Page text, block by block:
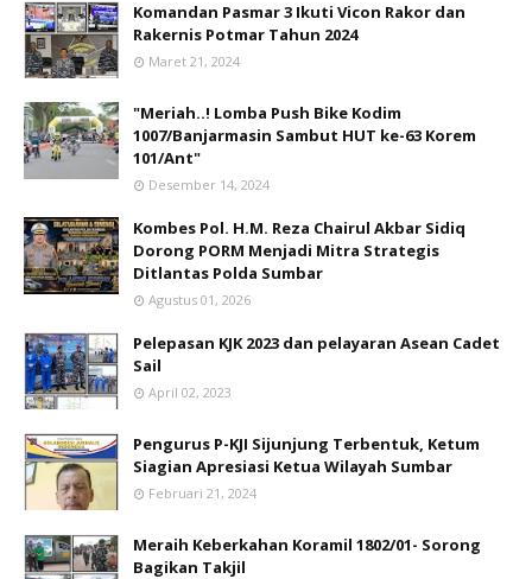
Komandan Pasmar 3 Ikuti Vicon Rakor dan
Rakernis Potmar Tahun 2024
Maret 21, 2024
"Meriah..! Lomba Push Bike Kodim
1007/Banjarmasin Sambut HUT ke-63 Korem
101/Ant"
Desember 14, 2024
Kombes Pol. H.M. Reza Chairul Akbar Sidiq
Dorong PORM Menjadi Mitra Strategis
Ditlantas Polda Sumbar
Agustus 01, 2026
Pelepasan KJK 2023 dan pelayaran Asean Cadet
Sail
April 02, 2023
Pengurus P-KJI Sijunjung Terbentuk, Ketum
Siagian Apresiasi Ketua Wilayah Sumbar
Februari 21, 2024
Meraih Keberkahan Koramil 1802/01- Sorong
Bagikan Takjil